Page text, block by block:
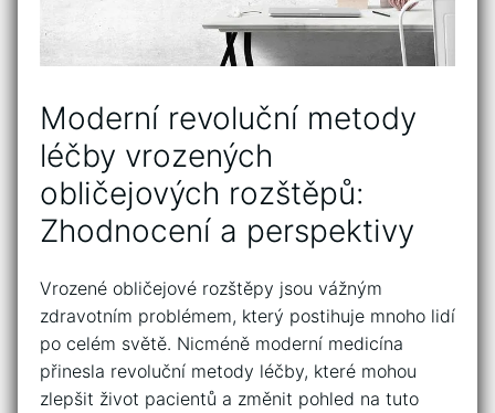
Moderní‍ revoluční ⁢metody
léčby vrozených
‌obličejových rozštěpů:
Zhodnocení a perspektivy
Vrozené obličejové rozštěpy jsou vážným
‌zdravotním problémem, který postihuje mnoho lidí
po celém světě. ‌Nicméně⁢ moderní medicína
přinesla revoluční metody léčby,‍ které mohou ​
zlepšit⁢ život ​pacientů a změnit pohled na⁣ tuto